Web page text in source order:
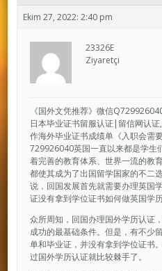
Ekim 27, 2022: 2:40 pm
23326E
Ziyaretçi
《国外文凭推荐》微信
日本毕业证书留服认证|留信网认
作海外毕业证书成绩单《入职会需
729926040英国一直以来都是学生
着完善的教育体系、世界一流的教
都使其成为了出国留学国家的不二
说，回国发展首先就需要办理英国
证没有拿到学位证书如何做英国学
众所周知，回国办理国外学历认证
成功的最基础条件。但是，有不少
单和毕业证，并没有拿到学位证书
过国外学历认证就比较棘手了。